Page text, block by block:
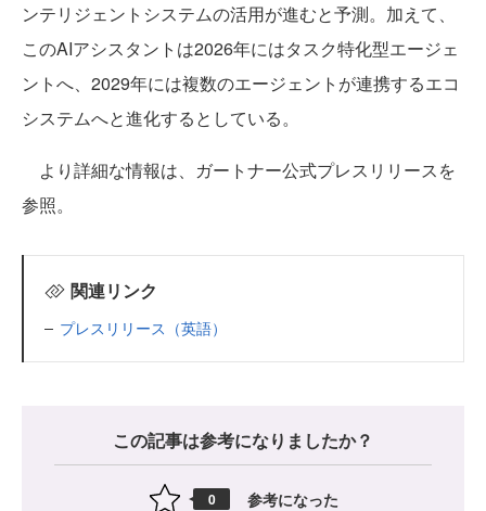
ンテリジェントシステムの活用が進むと予測。加えて、
このAIアシスタントは2026年にはタスク特化型エージェ
ントへ、2029年には複数のエージェントが連携するエコ
システムへと進化するとしている。
より詳細な情報は、ガートナー公式プレスリリースを
参照。
関連リンク
プレスリリース（英語）
この記事は参考になりましたか？
0 参考になった